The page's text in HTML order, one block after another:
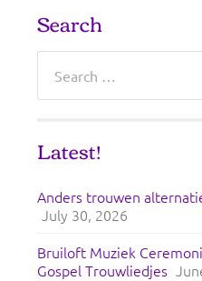
Search
for:
Latest!
Anders trouwen
July 30, 2026
Bruiloft Muziek
Gospel Trouwliedjes